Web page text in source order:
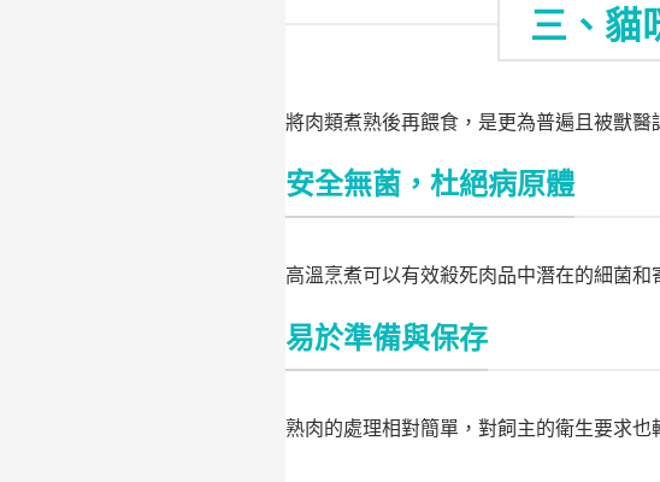
三、貓
將肉類煮熟後再餵食，是更為普遍且被獸醫
安全無菌，杜絕病原體
高溫烹煮可以有效殺死肉品中潛在的細菌
易於準備與保存
熟肉的處理相對簡單，對飼主的衛生要求也